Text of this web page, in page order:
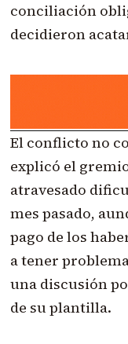
conciliación
decidieron
El conflicto no
explicó el
atravesado
mes pasado,
pago de los
a tener
una discusión
de su plantilla.